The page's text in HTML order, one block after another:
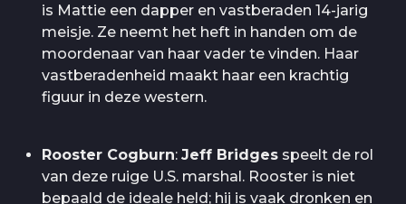
is Mattie een dapper en vastberaden 14-jarig
meisje. Ze neemt het heft in handen om de
moordenaar van haar vader te vinden. Haar
vastberadenheid maakt haar een krachtig
figuur in deze western.
Rooster Cogburn: Jeff Bridges speelt de rol
van deze ruige U.S. marshal. Rooster is niet
bepaald de ideale held; hij is vaak dronken en